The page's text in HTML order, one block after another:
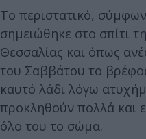
Το περιστατικό,
σημειώθηκε στο σπίτι
Θεσσαλίας και όπως
του Σαββάτου το
καυτό λάδι λόγω
προκληθούν πολλά και
όλο του το σώμα.